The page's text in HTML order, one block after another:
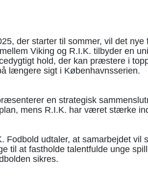
der starter til sommer, vil det
Viking og R.I.K. tilbyder en
hold, der kan præstere i
længere sigt i Københavnsserien.
en strategisk
mens R.I.K. har været stærke
Fodbold udtaler, at samarbejdet vil
til at fastholde talentfulde unge
sikres.